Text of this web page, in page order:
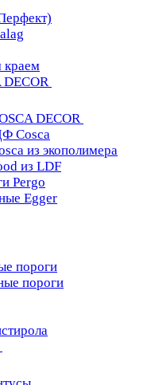
краем
DECOR
DECOR
Cosca
из экополимера
из LDF
Pergo
Egger
пороги
пороги